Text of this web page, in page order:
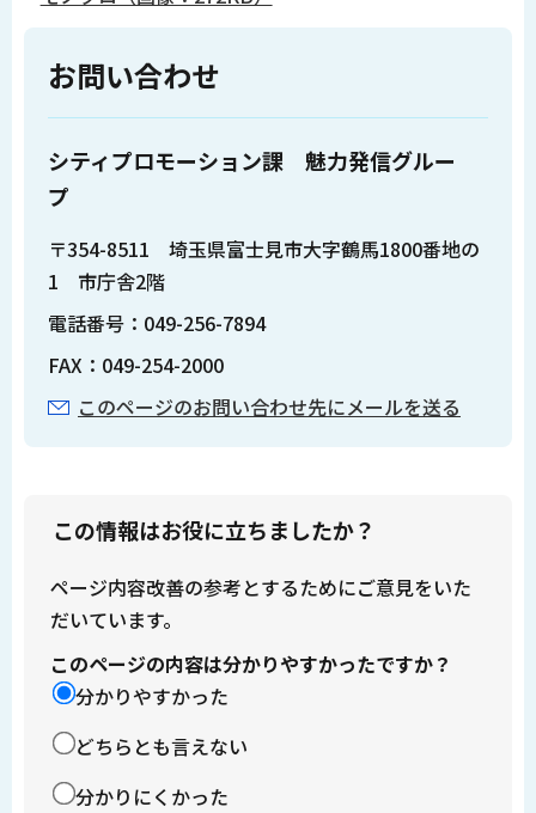
お問い合わせ
シティプロモーション課 魅力発信グルー
プ
〒354-8511 埼玉県富士見市大字鶴馬1800番地の
1 市庁舎2階
電話番号：049-256-7894
FAX：049-254-2000
このページのお問い合わせ先にメールを送る
この情報はお役に立ちましたか？
ページ内容改善の参考とするためにご意見をいた
だいています。
このページの内容は分かりやすかったですか？
分かりやすかった
どちらとも言えない
分かりにくかった